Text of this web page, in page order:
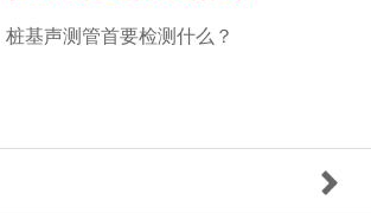
桩基声测管首要检测什么？